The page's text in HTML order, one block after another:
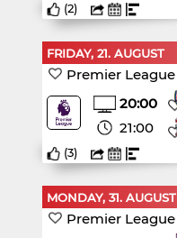
(2)
FRIDAY, 21. AUGUST
Premier League
20:00
21:00
(3)
MONDAY, 31. AUGUST
Premier League